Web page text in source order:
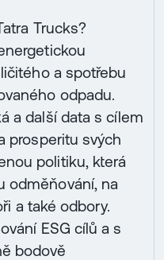
Trucks?
a spotřebu
odpadu.
a další data s cílem
prosperitu svých
politiku, která
odměňování, na
a také odbory.
ESG cílů a s
bodově